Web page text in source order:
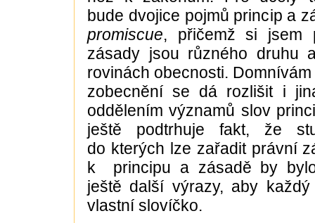
bude dvojice pojmů princip a
promiscue, přičemž si jsem
zásady jsou různého druhu
rovinách obecnosti.
zobecnění se dá rozlišit i
oddělením významů slov
ještě podtrhuje fakt, že
do kterých lze zařadit právní
k principu a zásadě by
ještě další výrazy, aby
vlastní slovíčko.